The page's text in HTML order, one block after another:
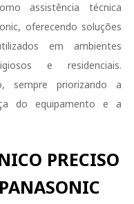
assistência técnica
oferecendo soluções
em ambientes
e residenciais.
sempre priorizando a
do equipamento e a
PRECISO